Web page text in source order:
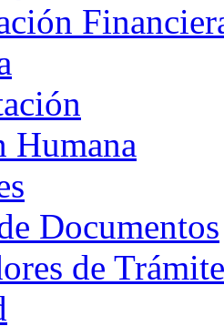
Humana
Documentos
de